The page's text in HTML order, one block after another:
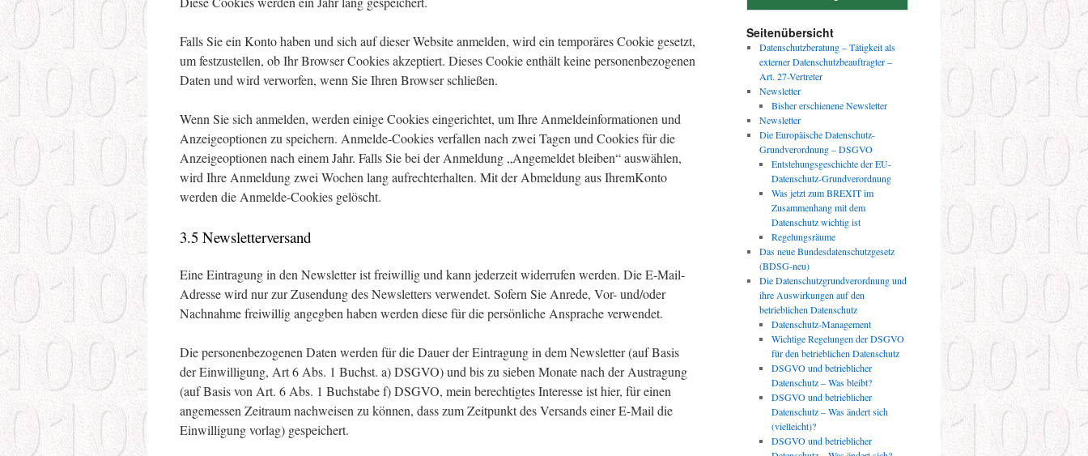
Falls Sie ein Konto haben und sich auf dieser Website anmelden, wird ein temporäres Cookie gesetzt,
um festzustellen, ob Ihr Browser Cookies akzeptiert. Dieses Cookie enthält keine personenbezogenen
Daten und wird verworfen, wenn Sie Ihren Browser schließen.
Wenn Sie sich anmelden, werden einige Cookies eingerichtet, um Ihre Anmeldeinformationen und
Anzeigeoptionen zu speichern. Anmelde-Cookies verfallen nach zwei Tagen und Cookies für die
Anzeigeoptionen nach einem Jahr. Falls Sie bei der Anmeldung „Angemeldet bleiben“ auswählen,
wird Ihre Anmeldung zwei Wochen lang aufrechterhalten. Mit der Abmeldung aus IhremKonto
werden die Anmelde-Cookies gelöscht.
3.5 Newsletterversand
Eine Eintragung in den Newsletter ist freiwillig und kann jederzeit widerrufen werden. Die E-Mail-
Adresse wird nur zur Zusendung des Newsletters verwendet. Sofern Sie Anrede, Vor- und/oder
Nachnahme freiwillig angegben haben werden diese für die persönliche Ansprache verwendet.
Die personenbezogenen Daten werden für die Dauer der Eintragung in dem Newsletter (auf Basis
der Einwilligung, Art 6 Abs. 1 Buchst. a) DSGVO) und bis zu sieben Monate nach der Austragung
(auf Basis von Art. 6 Abs. 1 Buchstabe f) DSGVO, mein berechtigtes Interesse ist hier, für einen
angemessen Zeitraum nachweisen zu können, dass zum Zeitpunkt des Versands einer E-Mail die
Einwilligung vorlag) gespeichert.
Seitenübersicht
Datenschutzberatung – Tätigkeit als
externer Datenschutzbeauftragter –
Art. 27-Vertreter
Newsletter
Bisher erschienene Newsletter
Newsletter
Die Europäische Datenschutz-
Grundverordnung – DSGVO
Entstehungsgeschichte der EU-
Datenschutz-Grundverordnung
Was jetzt zum BREXIT im
Zusammenhang mit dem
Datenschutz wichtig ist
Regelungsräume
Das neue Bundesdatenschutzgesetz
(BDSG-neu)
Die Datenschutzgrundverordnung und
ihre Auswirkungen auf den
betrieblichen Datenschutz
Datenschutz-Management
Wichtige Regelungen der DSGVO
für den betrieblichen Datenschutz
DSGVO und betrieblicher
Datenschutz – Was bleibt?
DSGVO und betrieblicher
Datenschutz – Was ändert sich
(vielleicht)?
DSGVO und betrieblicher